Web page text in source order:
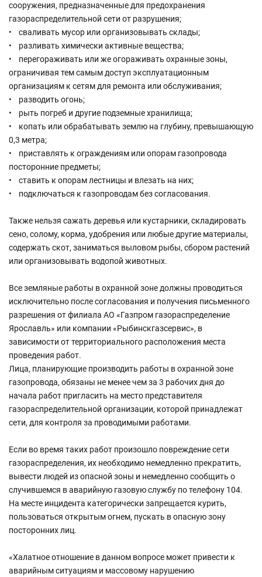
сооружения, предназначенные для предохранения
газораспределительной сети от разрушения;
• сваливать мусор или организовывать склады;
• разливать химически активные вещества;
• перегораживать или же огораживать охранные зоны,
ограничивая тем самым доступ эксплуатационным
организациям к сетям для ремонта или обслуживания;
• разводить огонь;
• рыть погреб и другие подземные хранилища;
• копать или обрабатывать землю на глубину, превышающую
0,3 метра;
• приставлять к ограждениям или опорам газопровода
посторонние предметы;
• ставить к опорам лестницы и влезать на них;
• подключаться к газопроводам без согласования.
Также нельзя сажать деревья или кустарники, складировать
сено, солому, корма, удобрения или любые другие материалы,
содержать скот, заниматься выловом рыбы, сбором растений
или организовывать водопой животных.
Все земляные работы в охранной зоне должны проводиться
исключительно после согласования и получения письменного
разрешения от филиала АО «Газпром газораспределение
Ярославль» или компании «Рыбинскгазсервис», в
зависимости от территориального расположения места
проведения работ.
Лица, планирующие производить работы в охранной зоне
газопровода, обязаны не менее чем за 3 рабочих дня до
начала работ пригласить на место представителя
газораспределительной организации, которой принадлежат
сети, для контроля за проводимыми работами.
Если во время таких работ произошло повреждение сети
газораспределения, их необходимо немедленно прекратить,
вывести людей из опасной зоны и немедленно сообщить о
случившемся в аварийную газовую службу по телефону 104.
На месте инцидента категорически запрещается курить,
пользоваться открытым огнем, пускать в опасную зону
посторонних лиц.
«Халатное отношение в данном вопросе может привести к
аварийным ситуациям и массовому нарушению